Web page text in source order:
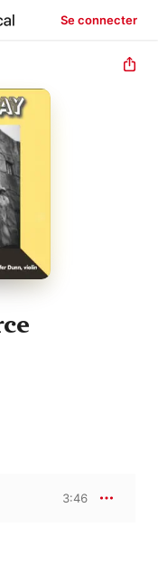
Se connecter
3:46